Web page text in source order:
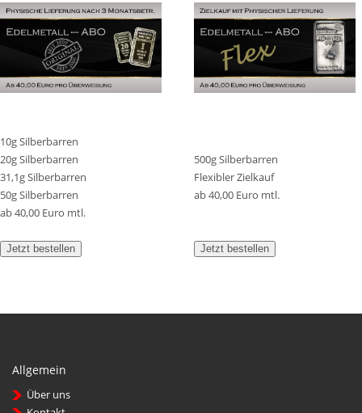
10g Silberbarren
20g Silberbarren
31,1g Silberbarren
50g Silberbarren
ab 40,00 Euro mtl.
500g Silberbarren
Flexibler Zielkauf
ab 40,00 Euro mtl.
Jetzt bestellen Jetzt bestellen
Allgemein
Über uns